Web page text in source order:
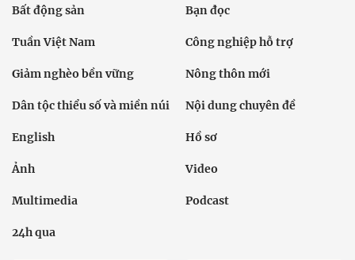
Bất động sản Bạn đọc
Tuần Việt Nam Công nghiệp hỗ trợ
Giảm nghèo bền vững Nông thôn mới
Dân tộc thiểu số và miền núi Nội dung chuyên đề
English Hồ sơ
Ảnh Video
Multimedia Podcast
24h qua